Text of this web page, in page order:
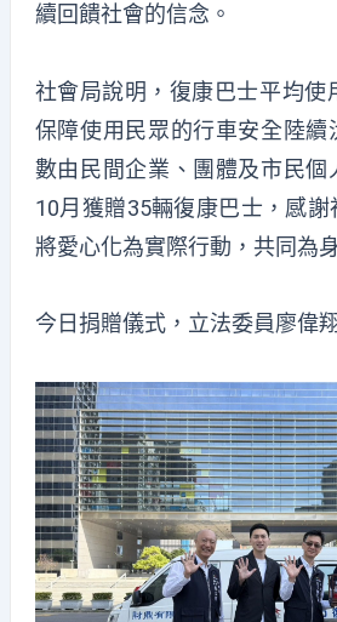
續回饋社會的信念。
社會局說明，復康巴士平均使
保障使用民眾的行車安全陸續
數由民間企業、團體及市民個
10月獲贈35輛復康巴士，感
將愛心化為實際行動，共同為
今日捐贈儀式，立法委員廖偉